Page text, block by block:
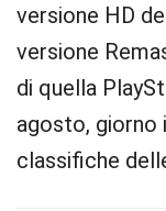
versione HD
versione
di quella
agosto, giorno
classifiche